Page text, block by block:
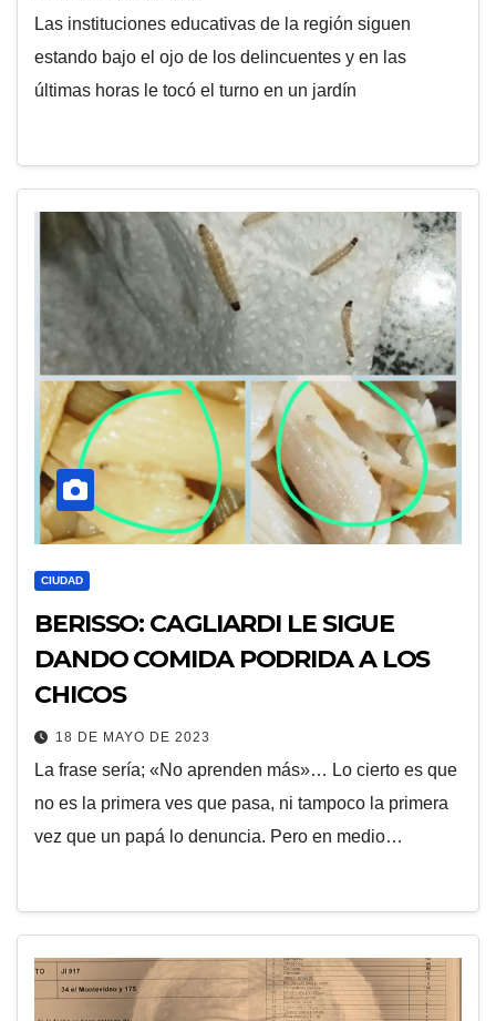
Las instituciones educativas de la región siguen
estando bajo el ojo de los delincuentes y en las
últimas horas le tocó el turno en un jardín
CIUDAD
BERISSO: CAGLIARDI LE SIGUE
DANDO COMIDA PODRIDA A LOS
CHICOS
18 DE MAYO DE 2023
La frase sería; «No aprenden más»… Lo cierto es que
no es la primera ves que pasa, ni tampoco la primera
vez que un papá lo denuncia. Pero en medio…